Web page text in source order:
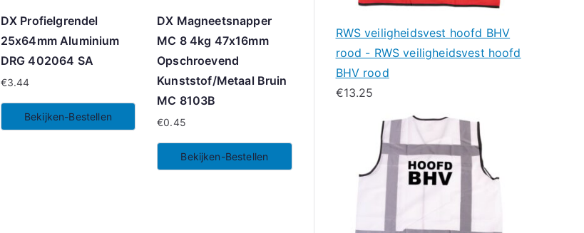
DX Profielgrendel
25x64mm Aluminium
DRG 402064 SA
€3.44
Bekijken-Bestellen
DX Magneetsnapper
MC 8 4kg 47x16mm
Opschroevend
Kunststof/Metaal Bruin
MC 8103B
€0.45
Bekijken-Bestellen
RWS veiligheidsvest hoofd BHV
rood - RWS veiligheidsvest hoofd
BHV rood
€13.25